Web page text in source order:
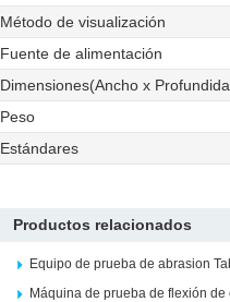
Método de visualización
Fuente de alimentación
Dimensiones(Ancho x
Peso
Estándares
Productos relacionados
Equipo de prueba de abrasion
Máquina de prueba de flexión de